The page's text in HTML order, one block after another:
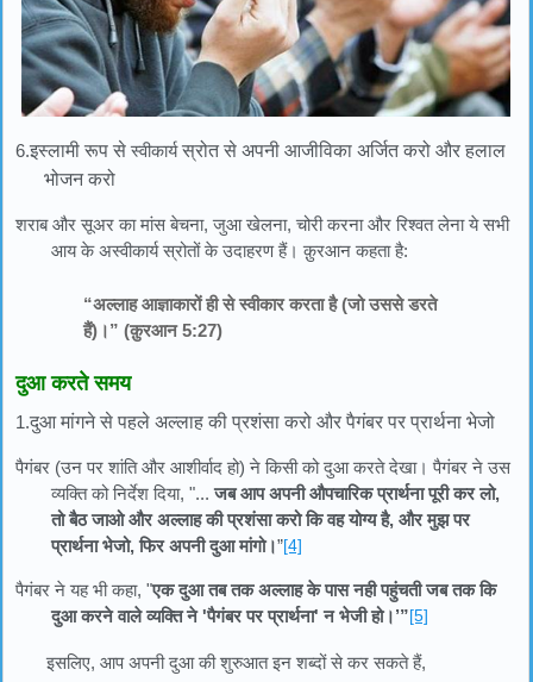
6.इस्लामी रूप सेस्वीकार्यस्रोत से अपनी आजीविका अर्जित करो और हलाल
भोजन करो
शराब और सूअर का मांस बेचना, जुआ खेलना, चोरी करना और रिश्वत लेना ये सभी
आय के अस्वीकार्य स्रोतों के उदाहरण हैं। क़ुरआन कहता है:
“अल्लाह आज्ञाकारों ही से स्वीकार करता है (जो उससे डरते
हैं)।” (क़ुरआन 5:27)
दुआ करते समय
1.दुआ मांगने से पहले अल्लाह की प्रशंसा करो और पैगंबर पर प्रार्थना भेजो
पैगंबर (उन पर शांति और आशीर्वाद हो) ने किसी को दुआ करते देखा। पैगंबर ने उस
व्यक्ति को निर्देश दिया, "...जब आप अपनी औपचारिक प्रार्थना पूरी कर लो,
तो बैठ जाओ और अल्लाह की प्रशंसा करो कि वह योग्य है, और मुझ पर
प्रार्थना भेजो, फिर अपनी दुआ मांगो।”[4]
पैगंबर ने यह भी कहा, "एक दुआ तब तक अल्लाह के पास नही पहुंचती जब तक कि
दुआ करने वाले व्यक्ति ने 'पैगंबर पर प्रार्थना' न भेजी हो।’”[5]
इसलिए, आप अपनी दुआ की शुरुआत इन शब्दों से कर सकते हैं,